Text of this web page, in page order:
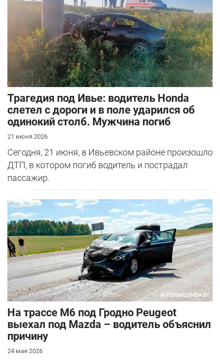
Трагедия под Ивье: водитель Honda
слетел с дороги и в поле ударился об
одинокий столб. Мужчина погиб
21 июня 2026
Сегодня, 21 июня, в Ивьевском районе произошло
ДТП, в котором погиб водитель и пострадал
пассажир.
На трассе М6 под Гродно Peugeot
выехал под Mazda – водитель объяснил
причину
24 мая 2026